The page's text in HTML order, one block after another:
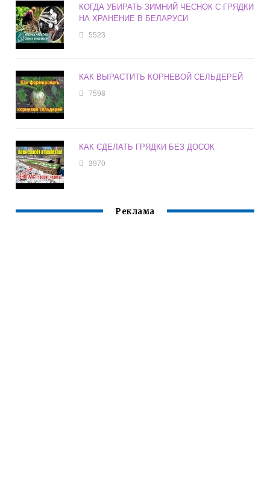
КОГДА УБИРАТЬ ЗИМНИЙ ЧЕСНОК С ГРЯДКИ
НА ХРАНЕНИЕ В БЕЛАРУСИ
5523
КАК ВЫРАСТИТЬ КОРНЕВОЙ СЕЛЬДЕРЕЙ
7598
КАК СДЕЛАТЬ ГРЯДКИ БЕЗ ДОСОК
3970
Реклама